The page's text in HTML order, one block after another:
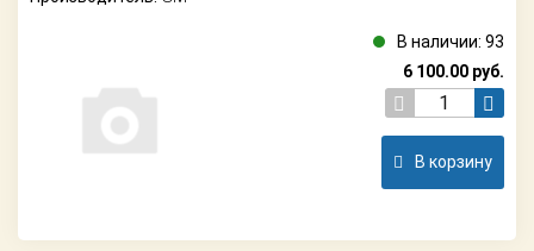
В наличии: 93
6 100.00руб.
В корзину